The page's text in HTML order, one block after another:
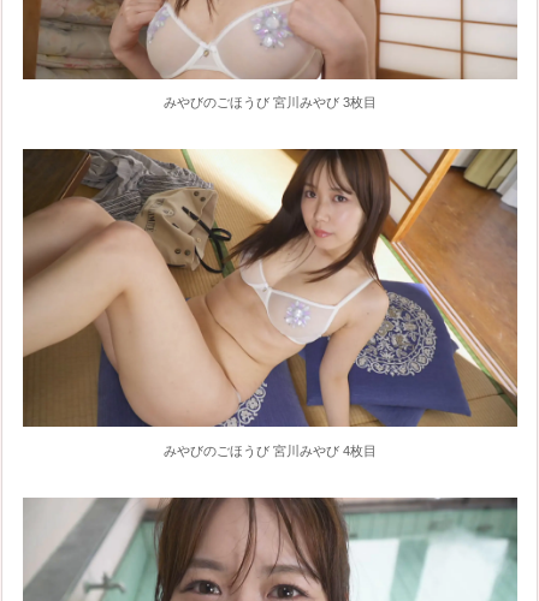
みやびのごほうび 宮川みやび 3枚目
みやびのごほうび 宮川みやび 4枚目